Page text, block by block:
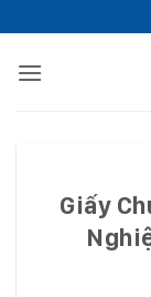
qua
nội
Giấy